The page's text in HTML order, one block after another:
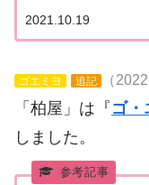
2021.10.19
ゴエミヨ 追記 （
「柏屋」は『 ゴ・
しました。